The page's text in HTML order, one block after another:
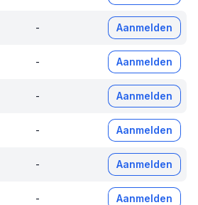
- Aanmelden
- Aanmelden
- Aanmelden
- Aanmelden
- Aanmelden
- Aanmelden